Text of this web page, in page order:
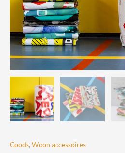
Goods, Woon accessoires